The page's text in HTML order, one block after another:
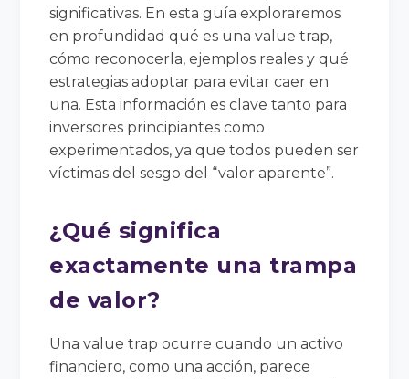
significativas. En esta guía exploraremos
en profundidad qué es una value trap,
cómo reconocerla, ejemplos reales y qué
estrategias adoptar para evitar caer en
una. Esta información es clave tanto para
inversores principiantes como
experimentados, ya que todos pueden ser
víctimas del sesgo del “valor aparente”.
¿Qué significa
exactamente una trampa
de valor?
Una value trap ocurre cuando un activo
financiero, como una acción, parece